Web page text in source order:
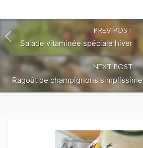
PREV POST
Salade vitaminée spéciale hiver
NEXT POST
Ragoût de champignons simplissime